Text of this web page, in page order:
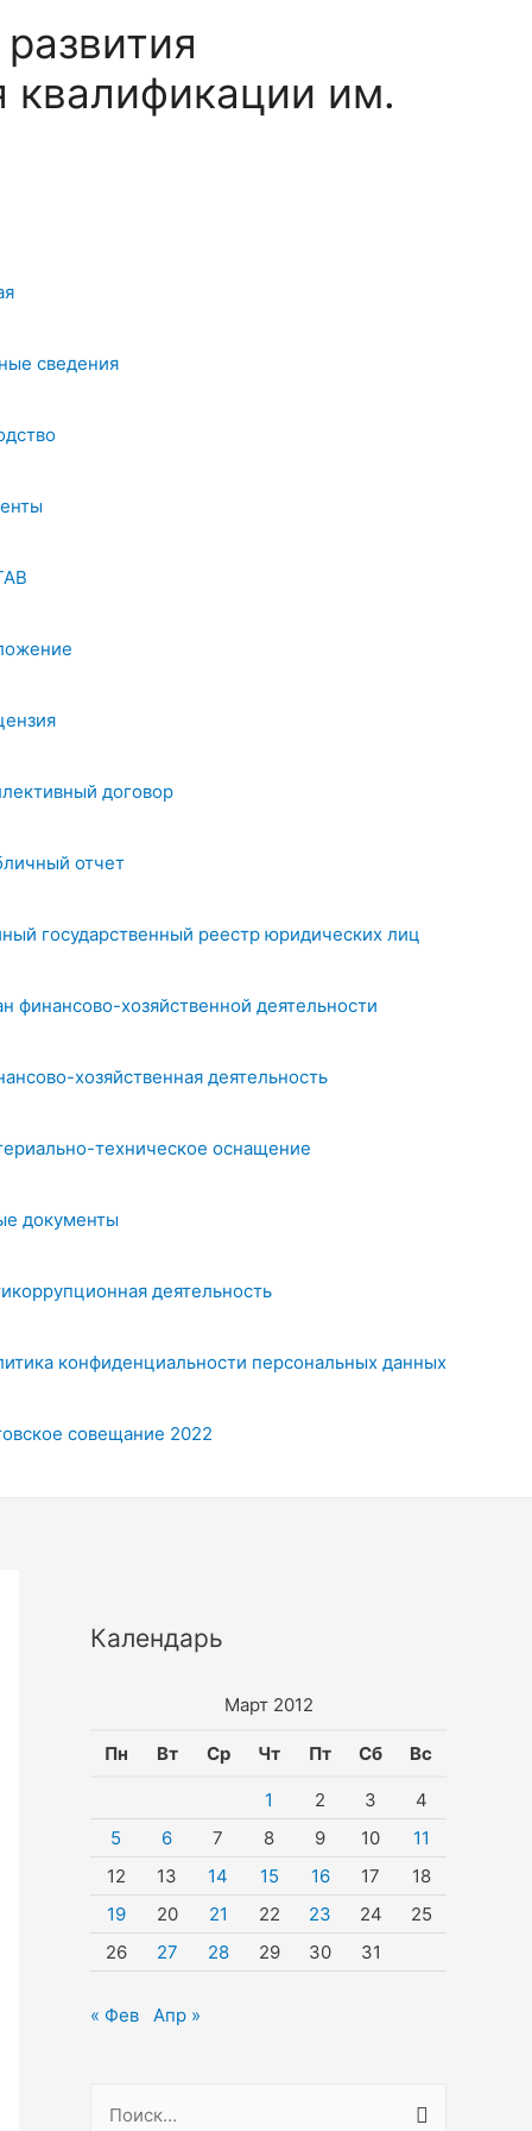
квалификации им.
сведения
договор
отчет
государственный реестр юридических лиц
финансово-хозяйственной деятельности
хозяйственная деятельность
техническое оснащение
документы
деятельность
конфиденциальности персональных данных
совещание 2022
Календарь
Март 2012
Пн Вт Ср Чт Пт Сб Вс
1 2 3
4
5
6 7 8 9 10
11
12
13 14 15 16 17
18
19
20 21 22 23 24
25
26
27 28 29 30 31
« Фев Апр »